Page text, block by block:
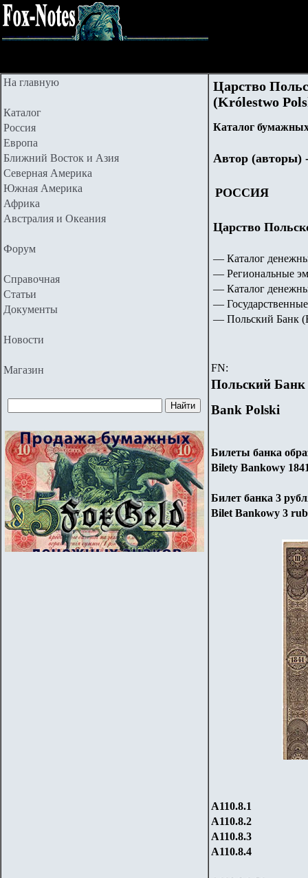
На главную
Каталог
Россия
Европа
Ближний Восток и Азия
Северная Америка
Южная Америка
Африка
Австралия и Океания
Форум
Справочная
Статьи
Документы
Новости
Магазин
Царство
(Królestwo
Каталог
Автор (авторы)
РОССИЯ
Царство
— Каталог
— Региональные
— Каталог
—
— Польский Банк
FN:
Польский Банк
Bank Polski
Билеты банка
Bilety Bankowy 18
Билет банка 3
Bilet Bankowy 3
А110.8.1
А110.8.2
А110.8.3
А110.8.4